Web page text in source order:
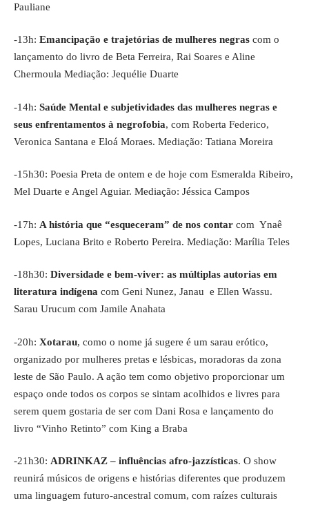
Pauliane
-13h: Emancipação e trajetórias de mulheres negras com o
lançamento do livro de Beta Ferreira, Rai Soares e Aline
Chermoula Mediação: Jequélie Duarte
-14h: Saúde Mental e subjetividades das mulheres negras e
seus enfrentamentos à negrofobia, com Roberta Federico,
Veronica Santana e Eloá Moraes. Mediação: Tatiana Moreira
-15h30: Poesia Preta de ontem e de hoje com Esmeralda Ribeiro,
Mel Duarte e Angel Aguiar. Mediação: Jéssica Campos
-17h: A história que “esqueceram” de nos contar com Ynaê
Lopes, Luciana Brito e Roberto Pereira. Mediação: Marília Teles
-18h30: Diversidade e bem-viver: as múltiplas autorias em
literatura indígena com Geni Nunez, Janau e Ellen Wassu.
Sarau Urucum com Jamile Anahata
-20h: Xotarau, como o nome já sugere é um sarau erótico,
organizado por mulheres pretas e lésbicas, moradoras da zona
leste de São Paulo. A ação tem como objetivo proporcionar um
espaço onde todos os corpos se sintam acolhidos e livres para
serem quem gostaria de ser com Dani Rosa e lançamento do
livro “Vinho Retinto” com King a Braba
-21h30: ADRINKAZ – influências afro-jazzísticas. O show
reunirá músicos de origens e histórias diferentes que produzem
uma linguagem futuro-ancestral comum, com raízes culturais